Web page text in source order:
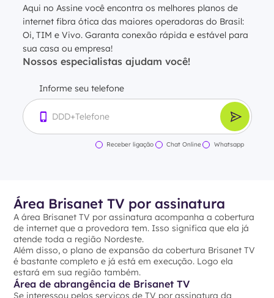
Aqui no Assine você encontra os melhores planos de
internet fibra ótica das maiores operadoras do Brasil:
Oi, TIM e Vivo. Garanta conexão rápida e estável para
sua casa ou empresa!
Nossos especialistas ajudam você!
Informe seu telefone
Receber ligação Chat Online Whatsapp
Área Brisanet TV por assinatura
A área Brisanet TV por assinatura acompanha a cobertura
de internet que a provedora tem. Isso significa que ela já
atende toda a região Nordeste.
Além disso, o plano de expansão da cobertura Brisanet TV
é bastante completo e já está em execução. Logo ela
estará em sua região também.
Área de abrangência de Brisanet TV
Se interessou pelos serviços de TV por assinatura da